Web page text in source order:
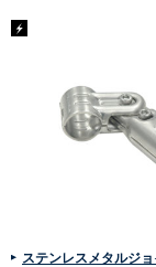
ステンレスメタルジョ